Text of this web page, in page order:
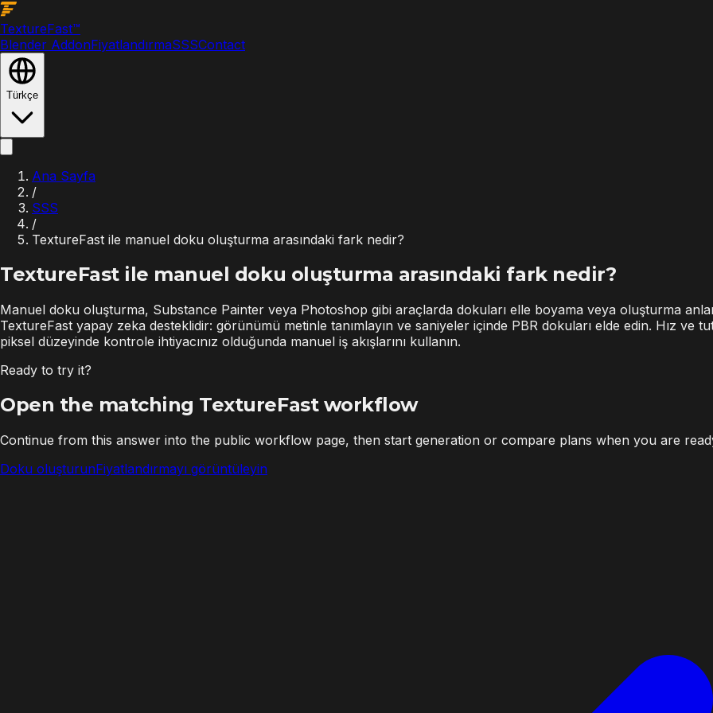
TextureFast™
Blender AddonFiyatlandırmaSSSContact
Türkçe
Ana Sayfa
/
SSS
/
TextureFast ile manuel doku oluşturma arasındaki fark nedir?
TextureFast ile manuel doku oluşturma arasındaki fark nedir?
Manuel doku oluşturma, Substance Painter veya Photoshop gibi araçlarda dokuları elle boyama veya oluşturma
TextureFast yapay zeka desteklidir: görünümü metinle tanımlayın ve saniyeler içinde PBR dokuları elde edin. Hız ve
piksel düzeyinde kontrole ihtiyacınız olduğunda manuel iş akışlarını kullanın.
Ready to try it?
Open the matching TextureFast workflow
Continue from this answer into the public workflow page, then start generation or compare plans when you are
Doku oluşturunFiyatlandırmayı görüntüleyin